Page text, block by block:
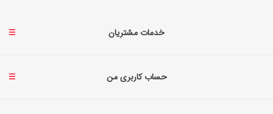
خدمات مشتریان
حساب کاربری من